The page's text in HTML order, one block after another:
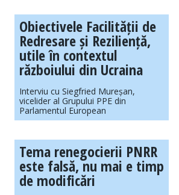
Obiectivele Facilității de
Redresare și Reziliență,
utile în contextul
războiului din Ucraina
Interviu cu Siegfried Mureșan,
vicelider al Grupului PPE din
Parlamentul European
Tema renegocierii PNRR
este falsă, nu mai e timp
de modificări